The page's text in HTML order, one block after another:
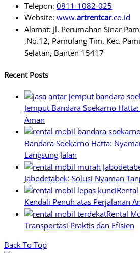
Telepon: 0811-1082-025
Website: www.artrentcar.co.id
Alamat: Jl. Perumahan Sinar
,No.12, Pamulang Tim. Kec.
Selatan, Banten 15417
Recent Posts
Jemput Bandara Soekarno
Aman
Bandara Soekarno Hatta:
Langsung Jalan
Jabodetabek: Solusi Nyaman
Kendali Penuh atas Perjalanan
Rental
Transportasi Praktis dan Efisien
Back To Top